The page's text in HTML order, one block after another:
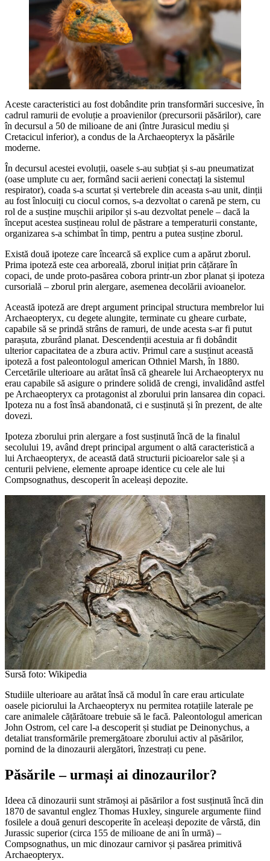
Aceste caracteristici au fost dobândite prin transformări succesive, în
cadrul ramurii de evoluție a proavienilor (precursorii păsărilor), care
în decursul a 50 de milioane de ani (între Jurasicul mediu și
Cretacicul inferior), a condus de la Archaeopteryx la păsările
moderne.
În decursul acestei evoluții, oasele s-au subțiat și s-au pneumatizat
(oase umplute cu aer, formând sacii aerieni conectați la sistemul
respirator), coada s-a scurtat și vertebrele din aceasta s-au unit, dinții
au fost înlocuiți cu ciocul cornos, s-a dezvoltat o carenă pe stern, cu
rol de a susține mușchii aripilor și s-au dezvoltat penele – dacă la
început acestea susțineau rolul de păstrare a temperaturii constante,
organizarea s-a schimbat în timp, pentru a putea susține zborul.
Există două ipoteze care încearcă să explice cum a apărut zborul.
Prima ipoteză este cea arboreală, zborul inițiat prin cățărare în
copaci, de unde proto-pasărea cobora printr-un zbor planat și ipoteza
cursorială – zborul prin alergare, asemenea decolării avioanelor.
Această ipoteză are drept argument principal structura membrelor lui
Archaeopteryx, cu degete alungite, terminate cu gheare curbate,
capabile să se prindă strâns de ramuri, de unde acesta s-ar fi putut
parașuta, zburând planat. Descendenții acestuia ar fi dobândit
ulterior capacitatea de a zbura activ. Primul care a susținut această
ipoteză a fost paleontologul american Othniel Marsh, în 1880.
Cercetările ulterioare au arătat însă că ghearele lui Archaeopteryx nu
erau capabile să asigure o prindere solidă de crengi, invalidând astfel
pe Archaeopteryx ca protagonist al zborului prin lansarea din copaci.
Ipoteza nu a fost însă abandonată, ci e susținută și în prezent, de alte
dovezi.
Ipoteza zborului prin alergare a fost susținută încă de la finalul
secolului 19, având drept principal argument o altă caracteristică a
lui Archaeopteryx, de această dată structurii picioarelor sale și a
centurii pelviene, elemente aproape identice cu cele ale lui
Compsognathus, descoperit în aceleași depozite.
Sursă foto: Wikipedia
Studiile ulterioare au arătat însă că modul în care erau articulate
oasele piciorului la Archaeopteryx nu permitea rotațiile laterale pe
care animalele cățărătoare trebuie să le facă. Paleontologul american
John Ostrom, cel care l-a descoperit și studiat pe Deinonychus, a
detaliat transformările premergătoare zborului activ al păsărilor,
pornind de la dinozaurii alergători, înzestrați cu pene.
Păsările – urmași ai dinozaurilor?
Ideea că dinozaurii sunt strămoși ai păsărilor a fost susținută încă din
1870 de savantul englez Thomas Huxley, singurele argumente fiind
fosilele a două genuri descoperite în aceleași depozite de vârstă, din
Jurassic superior (circa 155 de milioane de ani în urmă) –
Compsognathus, un mic dinozaur carnivor și pasărea primitivă
Archaeopteryx.